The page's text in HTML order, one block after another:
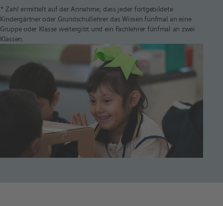
* Zahl ermittelt auf der Annahme, dass jeder fortgebildete
Kindergärtner oder Grundschullehrer das Wissen fünfmal an eine
Gruppe oder Klasse weitergibt und ein Fachlehrer fünfmal an zwei
Klassen.